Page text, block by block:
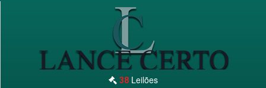
38 Leilões